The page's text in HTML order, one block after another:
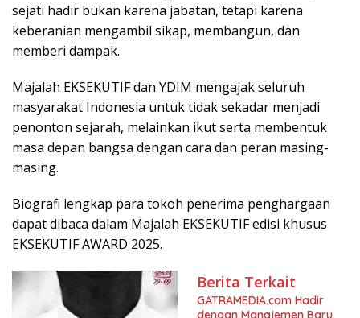
sejati hadir bukan karena jabatan, tetapi karena
keberanian mengambil sikap, membangun, dan
memberi dampak.
Majalah EKSEKUTIF dan YDIM mengajak seluruh
masyarakat Indonesia untuk tidak sekadar menjadi
penonton sejarah, melainkan ikut serta membentuk
masa depan bangsa dengan cara dan peran masing-
masing.
Biografi lengkap para tokoh penerima penghargaan
dapat dibaca dalam Majalah EKSEKUTIF edisi khusus
EKSEKUTIF AWARD 2025.
Berita Terkait
GATRAMEDIA.com Hadir
dengan Manajemen Baru